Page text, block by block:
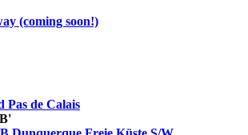
(coming soon!)
Pas de Calais